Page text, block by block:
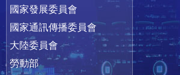
國家發展委員會
國家通訊傳播委員會
大陸委員會
勞動部